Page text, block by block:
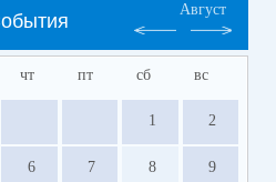
Август
чт пт сб вс
1 2
6 7 8 9